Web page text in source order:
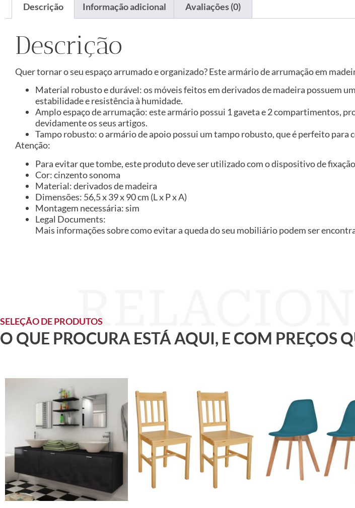
Descrição Informação adicional Avaliações (0)
Descrição
Quer tornar o seu espaço arrumado e organizado? Este armário de arrumação em
Material robusto e durável: os móveis feitos em derivados de madeira possuem
estabilidade e resistência à humidade.
Amplo espaço de arrumação: este armário possui 1 gaveta e 2 compartimentos,
devidamente os seus artigos.
Tampo robusto: o armário de apoio possui um tampo robusto, que é perfeito para
Atenção:
Para evitar que tombe, este produto deve ser utilizado com o dispositivo de
Cor: cinzento sonoma
Material: derivados de madeira
Dimensões: 56,5 x 39 x 90 cm (L x P x A)
Montagem necessária: sim
Legal Documents:
Mais informações sobre como evitar a queda do seu mobiliário podem ser
SELEÇÃO DE PRODUTOS
O QUE PROCURA ESTÁ AQUI, E COM PREÇOS